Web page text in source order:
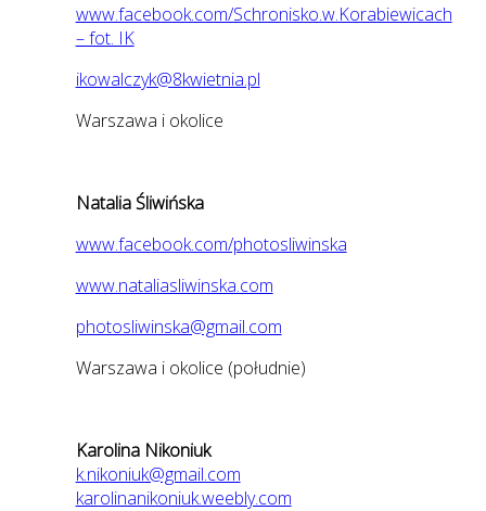
www.facebook.com/Schronisko.w.Korabiewicach
– fot. IK
ikowalczyk@8kwietnia.pl
Warszawa i okolice
Natalia Śliwińska
www.facebook.com/photosliwinska
www.nataliasliwinska.com
photosliwinska@gmail.com
Warszawa i okolice (południe)
Karolina Nikoniuk
k.nikoniuk@gmail.com
karolinanikoniuk.weebly.com